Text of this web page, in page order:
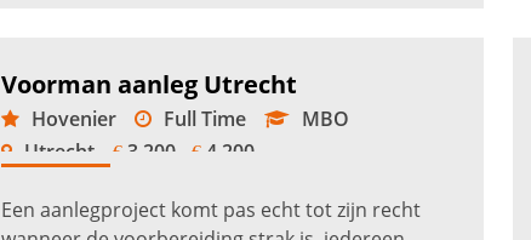
Voorman aanleg Utrecht
Hovenier Full Time
MBO
Utrecht
€3.200 - €4.200
Een aanlegproject komt pas echt tot zijn recht